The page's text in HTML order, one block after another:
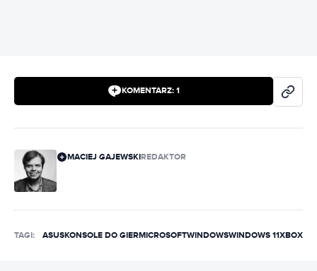
KOMENTARZ: 1
MACIEJ GAJEWSKIREDAKTOR
TAGI: ASUSKONSOLE DO GIERMICROSOFTWINDOWSWINDOWS 11XBOX